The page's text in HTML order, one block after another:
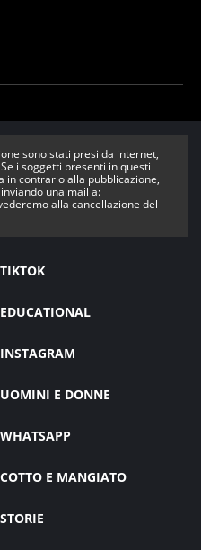
sono stati presi da internet,
i soggetti presenti in questi
in contrario alla pubblicazione,
una mail a:
alla cancellazione del
TIKTOK
EDUCATIONAL
INSTAGRAM
UOMINI E DONNE
WHATSAPP
COTTO E MANGIATO
STORIE